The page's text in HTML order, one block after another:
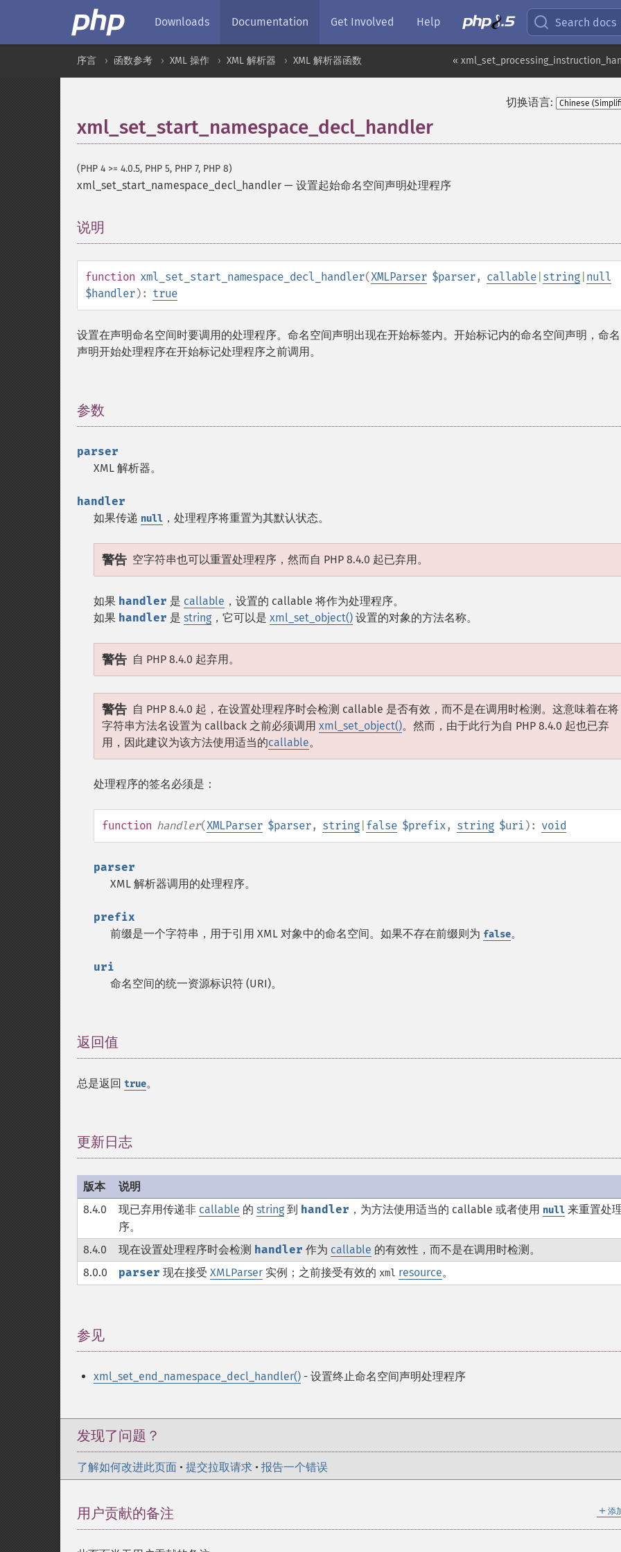
Downloads Documentation Get Involved Help Search docs
«
序言 函数参考 XML 操作 XML 解析器 XML 解析器函数
切换语言:
xml_set_start_namespace_decl_handler
(PHP 4 >= 4.0.5, PHP 5, PHP 7, PHP 8)
xml_set_start_namespace_decl_handler — 设置起始命名空间声明处理程序
说明
function xml_set_start_namespace_decl_handler(XMLParser $parser, callable string null
$handler): true
设置在声明命名空间时要调用的处理程序。命名空间声明出现在开始标签内。开始标记内的命名空间声明，命
声明开始处理程序在开始标记处理程序之前调用。
参数
parser
XML 解析器。
handler
如果传递 null ，处理程序将重置为其默认状态。
警告 空字符串也可以重置处理程序，然而自 PHP 8.4.0 起已弃用。
如果 handler 是 callable ，设置的 callable 将作为处理程序。
如果 handler 是 string ，它可以是 xml_set_object() 设置的对象的方法名称。
警告 自 PHP 8.4.0 起弃用。
警告 自 PHP 8.4.0 起，在设置处理程序时会检测 callable 是否有效，而不是在调用时检测。这意味着在将
字符串方法名设置为 callback 之前必须调用 xml_set_object()。然而，由于此行为自 PHP 8.4.0 起也已弃
用，因此建议为该方法使用适当的callable。
处理程序的签名必须是：
function handler(XMLParser $parser, string false $prefix, string $uri): void
parser
XML 解析器调用的处理程序。
prefix
前缀是一个字符串，用于引用 XML 对象中的命名空间。如果不存在前缀则为 false。
uri
命名空间的统一资源标识符 (URI)。
返回值
总是返回 true。
更新日志
版本
说明
8.4.0
现已弃用传递非 callable 的 string 到 handler ，为方法使用适当的 callable 或者使用 null 来重置处
序。
8.4.0
现在设置处理程序时会检测 handler 作为 callable 的有效性，而不是在调用时检测。
8.0.0
parser 现在接受 XMLParser 实例；之前接受有效的 xml resource。
参见
xml_set_end_namespace_decl_handler() - 设置终止命名空间声明处理程序
发现了问题？
了解如何改进此页面 • 提交拉取请求 • 报告一个错误
＋ 添
用户贡献的备注